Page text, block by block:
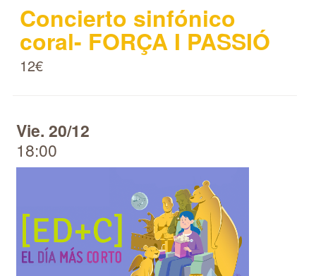
Concierto sinfónico
coral- FORÇA I PASSIÓ
12€
Vie. 20/12
18:00